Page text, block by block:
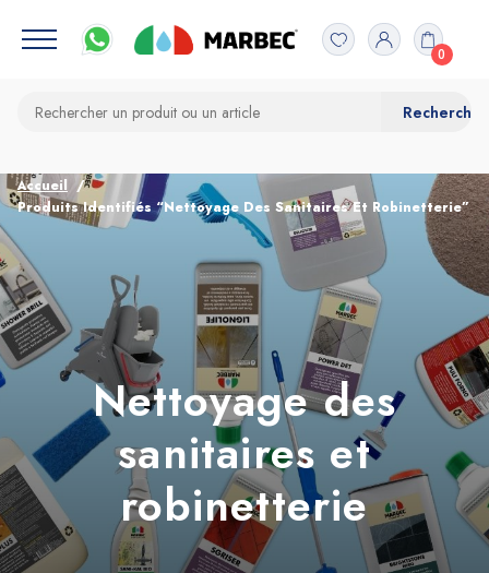
0
Accueil
Produits Identifiés “Nettoyage Des Sanitaires Et Robinetterie”
Nettoyage des
sanitaires et
robinetterie